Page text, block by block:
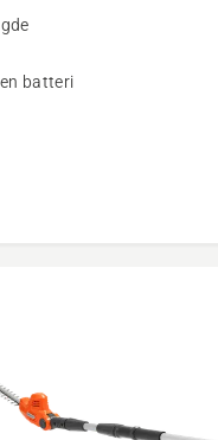
batteri